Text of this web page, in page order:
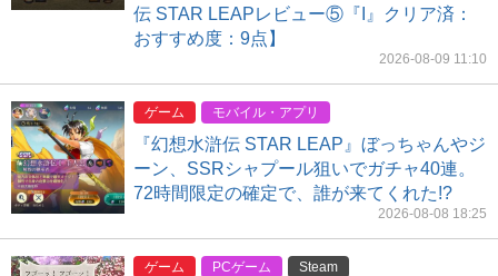
伝 STAR LEAPレビュー⑤『I』クリア済：
おすすめ度：9点】
2026-08-09 11:10
ゲーム モバイル・アプリ
『幻想水滸伝 STAR LEAP』ぼっちゃんやジ
ーン、SSRシャプール狙いでガチャ40連。
72時間限定の確定で、誰が来てくれた!?
2026-08-08 18:25
ゲーム PCゲーム
Steam